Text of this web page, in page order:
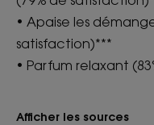
• Apaise les
satisfaction)***
• Parfum relaxant
Afficher les sources